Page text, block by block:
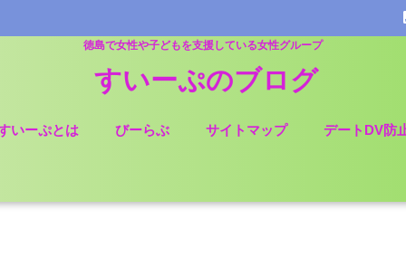
徳島で女性や子どもを支援している女性グループ
すいーぷのブログ
いーぷとは びーらぶ サイトマップ デートDV防